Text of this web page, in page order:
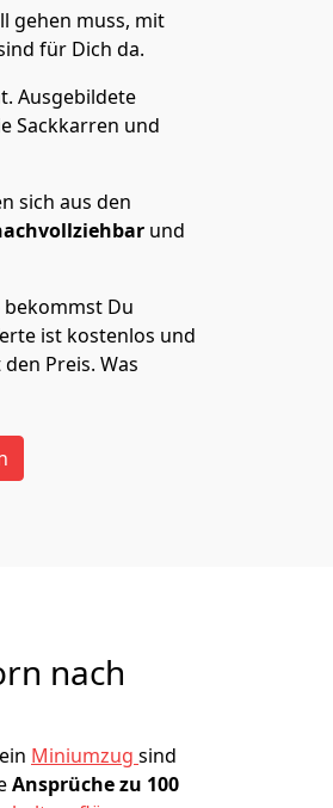
gehen muss, mit
für Dich da.
Ausgebildete
Sackkarren und
sich aus den
und
bekommst Du
ist kostenlos und
Preis. Was
nach
Miniumzug sind
Ansprüche zu 100